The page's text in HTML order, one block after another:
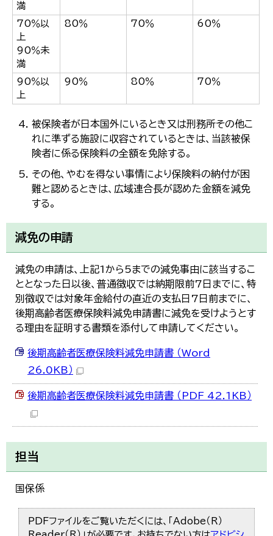
満
70％以
上
90％未
満
80％ 70％ 60％
90％以
上
90％ 80％ 70％
被保険者が日本国外にいるとき又は刑務所その他こ
れに準ずる施設に収容されているときは、当該被保
険者に係る保険料の全額を免除する。
その他、やむを得ない事情により保険料の納付が困
難と認めるときは、広域連合長が認めた金額を減免
する。
減免の申請
減免の申請は、上記1から5までの減免事由に該当するこ
ととなった日以後、普通徴収では納期限前7日までに、特
別徴収では対象年金給付の直近の支払日7日前までに、
後期高齢者医療保険料減免申請書に減免を受けようとす
る理由を証明する書類を添付して申請してください。
後期高齢者医療保険料減免申請書 （Word
26.0KB）
後期高齢者医療保険料減免申請書 （PDF 42.1KB）
担当
国保係
PDFファイルをご覧いただくには、「Adobe（R）